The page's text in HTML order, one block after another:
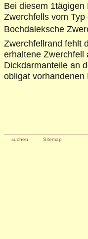
Bei diesem
Zwerchfells vom
Bochdaleksche
Zwerchfellrand fehlt
erhaltene Zwerchfell
Dickdarmanteile an
obligat vorhandenen